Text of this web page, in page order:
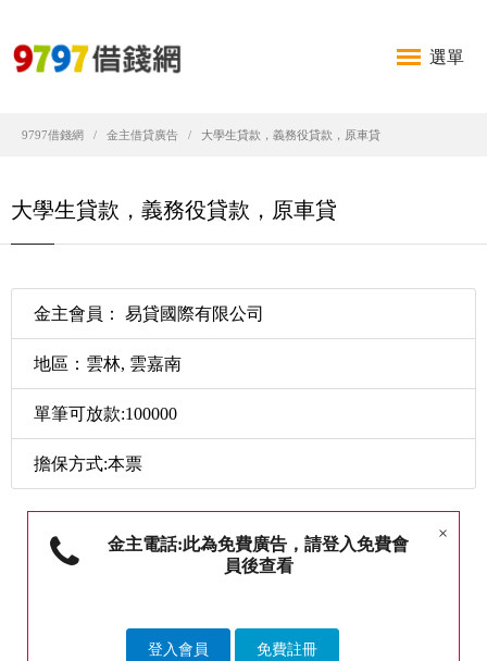
選單
9797借錢網 金主借貸廣告 大學生貸款，義務役貸款，原車貸
大學生貸款，義務役貸款，原車貸
金主會員： 易貸國際有限公司
地區：雲林, 雲嘉南
單筆可放款:100000
擔保方式:本票
×
金主電話:此為免費廣告，請登入免費會
員後查看
登入會員 免費註冊